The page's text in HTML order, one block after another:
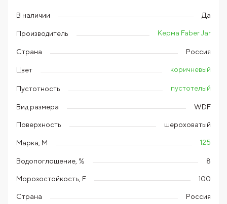
В наличии Да
Производитель Керма Faber Jar
Страна Россия
Цвет коричневый
Пустотность пустотелый
Вид размера WDF
Поверхность шероховатый
Марка, М 125
Водопоглощение, % 8
Морозостойкость, F 100
Страна Россия